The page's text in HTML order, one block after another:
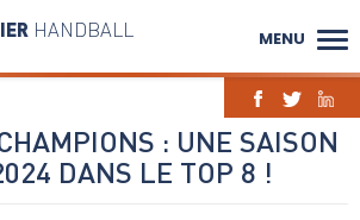
HANDBALL MENU
: UNE SAISON
DANS LE TOP 8 !